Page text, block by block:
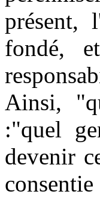
présent,
fondé,
Ainsi,
:"quel
devenir